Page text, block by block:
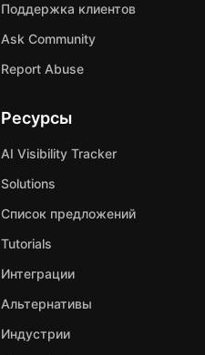
Поддержка клиентов
Ask Community
Report Abuse
Ресурсы
AI Visibility Tracker
Solutions
Список предложений
Tutorials
Интеграции
Альтернативы
Индустрии